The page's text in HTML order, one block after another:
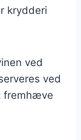
krydderi
ved
ved
fremhæve